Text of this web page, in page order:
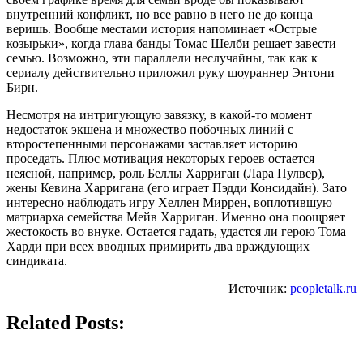
внутренний конфликт, но все равно в него не до конца
веришь. Вообще местами история напоминает «Острые
козырьки», когда глава банды Томас Шелби решает завести
семью. Возможно, эти параллели неслучайны, так как к
сериалу действительно приложил руку шоураннер Энтони
Бирн.
Несмотря на интригующую завязку, в какой-то момент
недостаток экшена и множество побочных линий с
второстепенными персонажами заставляет историю
проседать. Плюс мотивация некоторых героев остается
неясной, например, роль Беллы Харриган (Лара Пулвер),
жены Кевина Харригана (его играет Пэдди Консидайн). Зато
интересно наблюдать игру Хеллен Миррен, воплотившую
матриарха семейства Мейв Харриган. Именно она поощряет
жестокость во внуке. Остается гадать, удастся ли герою Тома
Харди при всех вводных примирить два враждующих
синдиката.
Источник: peopletalk.ru
Related Posts: